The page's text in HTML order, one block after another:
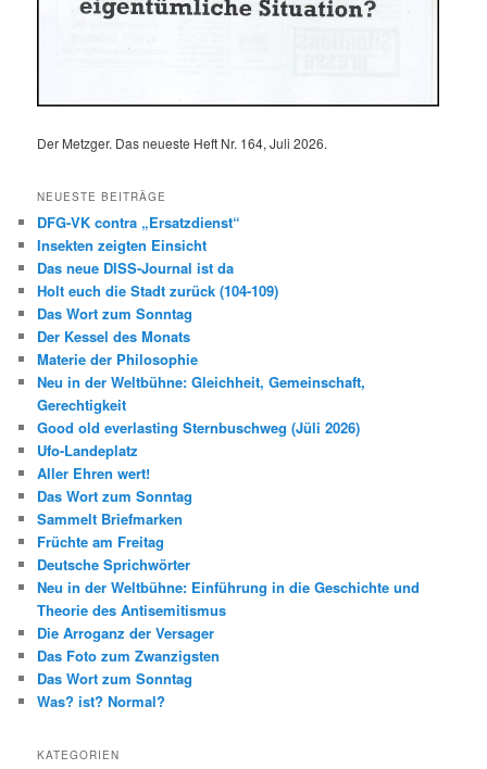
Der Metzger. Das neueste Heft Nr. 164, Juli 2026.
NEUESTE BEITRÄGE
DFG-VK contra „Ersatzdienst“
Insekten zeigten Einsicht
Das neue DISS-Journal ist da
Holt euch die Stadt zurück (104-109)
Das Wort zum Sonntag
Der Kessel des Monats
Materie der Philosophie
Neu in der Weltbühne: Gleichheit, Gemeinschaft,
Gerechtigkeit
Good old everlasting Sternbuschweg (Jüli 2026)
Ufo-Landeplatz
Aller Ehren wert!
Das Wort zum Sonntag
Sammelt Briefmarken
Früchte am Freitag
Deutsche Sprichwörter
Neu in der Weltbühne: Einführung in die Geschichte und
Theorie des Antisemitismus
Die Arroganz der Versager
Das Foto zum Zwanzigsten
Das Wort zum Sonntag
Was? ist? Normal?
KATEGORIEN